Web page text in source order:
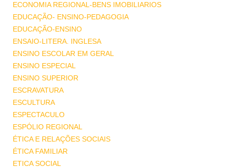
ECONOMIA REGIONAL-BENS IMOBILIARIOS
EDUCAÇÃO- ENSINO-PEDAGOGIA
EDUCAÇÃO-ENSINO
ENSAIO-LITERA. INGLESA
ENSINO ESCOLAR EM GERAL
ENSINO ESPECIAL
ENSINO SUPERIOR
ESCRAVATURA
ESCULTURA
ESPECTACULO
ESPÓLIO REGIONAL
ÉTICA E RELAÇÕES SOCIAIS
ÉTICA FAMILIAR
ETICA SOCIAL